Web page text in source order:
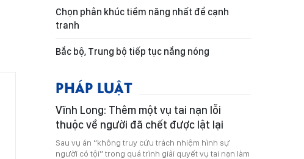
Chọn phân khúc tiềm năng nhất để cạnh
tranh
Bắc bộ, Trung bộ tiếp tục nắng nóng
PHÁP LUẬT
Vĩnh Long: Thêm một vụ tai nạn lỗi
thuộc về người đã chết được lật lại
Sau vụ án “không truy cứu trách nhiệm hình sự
người có tội” trong quá trình giải quyết vụ tai nạn làm